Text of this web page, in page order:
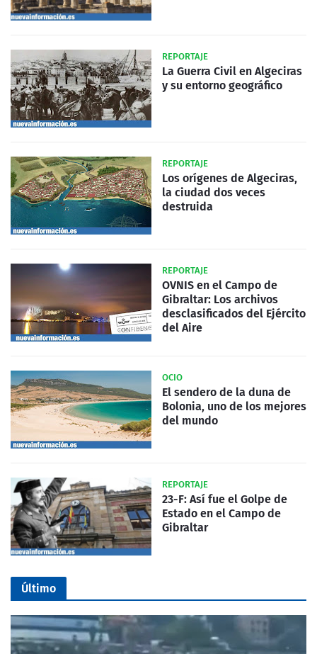
REPORTAJE
La Guerra Civil en Algeciras
y su entorno geográfico
REPORTAJE
Los orígenes de Algeciras,
la ciudad dos veces
destruida
REPORTAJE
OVNIS en el Campo de
Gibraltar: Los archivos
desclasificados del Ejército
del Aire
OCIO
El sendero de la duna de
Bolonia, uno de los mejores
del mundo
REPORTAJE
23-F: Así fue el Golpe de
Estado en el Campo de
Gibraltar
Último